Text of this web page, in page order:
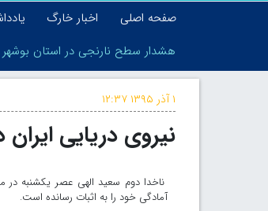
صفحه اصلی اخبار خارگ
هشدار سطح نارنجی در استان
هشدار سطح نارنجی در استان
۱ آذر ۱۳۹۵ ۱۲:۳۷
نیروی دریایی
ناخدا دوم سعید الهی عصر یکشنبه در
آمادگی خود را به اثبات رسانده است.